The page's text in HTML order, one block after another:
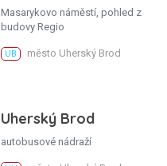
Masarykovo náměstí, pohled z
budovy Regio
UB město Uherský Brod
Uherský Brod
autobusové nádraží